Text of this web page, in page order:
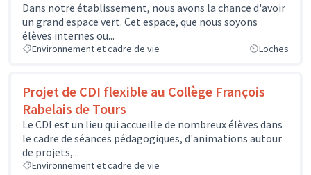
Dans notre établissement, nous avons la chance d'avoir
un grand espace vert. Cet espace, que nous soyons
élèves internes ou...
Environnement et cadre de vie Loches
Projet de CDI flexible au Collège François
Rabelais de Tours
Le CDI est un lieu qui accueille de nombreux élèves dans
le cadre de séances pédagogiques, d'animations autour
de projets,...
Environnement et cadre de vie